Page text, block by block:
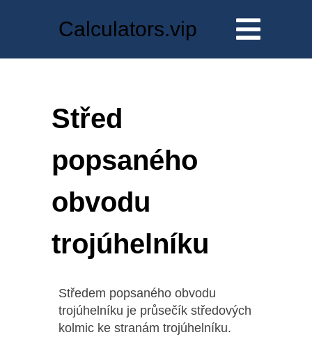
Calculators.vip
Střed
popsaného
obvodu
trojúhelníku
Středem popsaného obvodu
trojúhelníku je průsečík středových
kolmic ke stranám trojúhelníku.